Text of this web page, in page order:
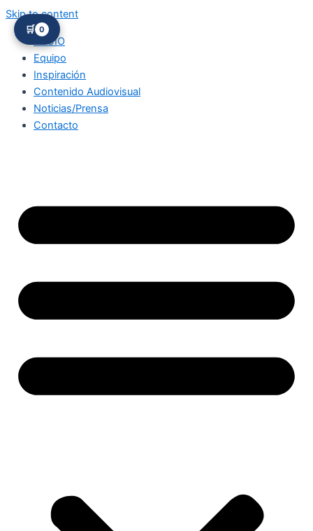
Skip to content
INICIO
Equipo
Inspiración
Contenido Audiovisual
Noticias/Prensa
Contacto
🛒 0